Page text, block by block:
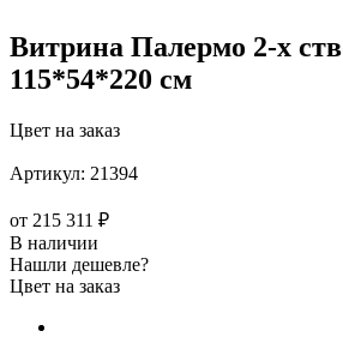
Витрина Палермо 2-х
115*54*220 см
Цвет на заказ
Артикул: 21394
от 215 311 ₽
В наличии
Нашли дешевле?
Цвет на заказ